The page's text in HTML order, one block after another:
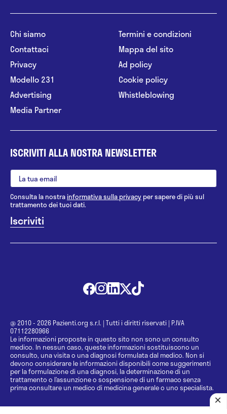
Chi siamo
Contattaci
Privacy
Modello 231
Advertising
Media Partner
Termini e condizioni
Mappa del sito
Ad policy
Cookie policy
Whistleblowing
ISCRIVITI ALLA NOSTRA NEWSLETTER
Consulta la nostrainformativa sulla privacy per sapere di più sul
trattamento dei tuoi dati.
@ 2010 - 2026 Pazienti.org s.r.l. | Tutti i diritti riservati | P.IVA
07112280966
Le informazioni proposte in questo sito non sono un consulto
medico. In nessun caso, queste informazioni sostituiscono un
consulto, una visita o una diagnosi formulata dal medico. Non si
devono considerare le informazioni disponibili come suggerimenti
per la formulazione di una diagnosi, la determinazione di un
trattamento o l’assunzione o sospensione di un farmaco senza
prima consultare un medico di medicina generale o uno specialista.